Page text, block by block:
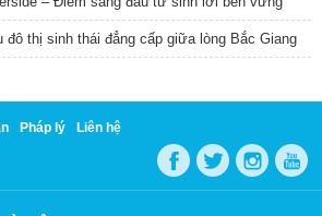
đô thị sinh thái đẳng cấp giữa lòng Bắc Giang
Pháp lý Liên hệ